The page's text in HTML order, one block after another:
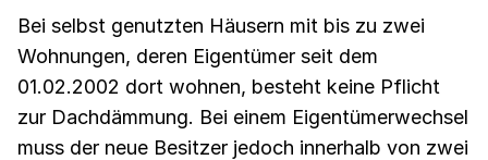
Bei selbst genutzten Häusern mit bis zu zwei
Wohnungen, deren Eigentümer seit dem
01.02.2002 dort wohnen, besteht keine Pflicht
zur Dachdämmung. Bei einem Eigentümerwechsel
muss der neue Besitzer jedoch innerhalb von zwei